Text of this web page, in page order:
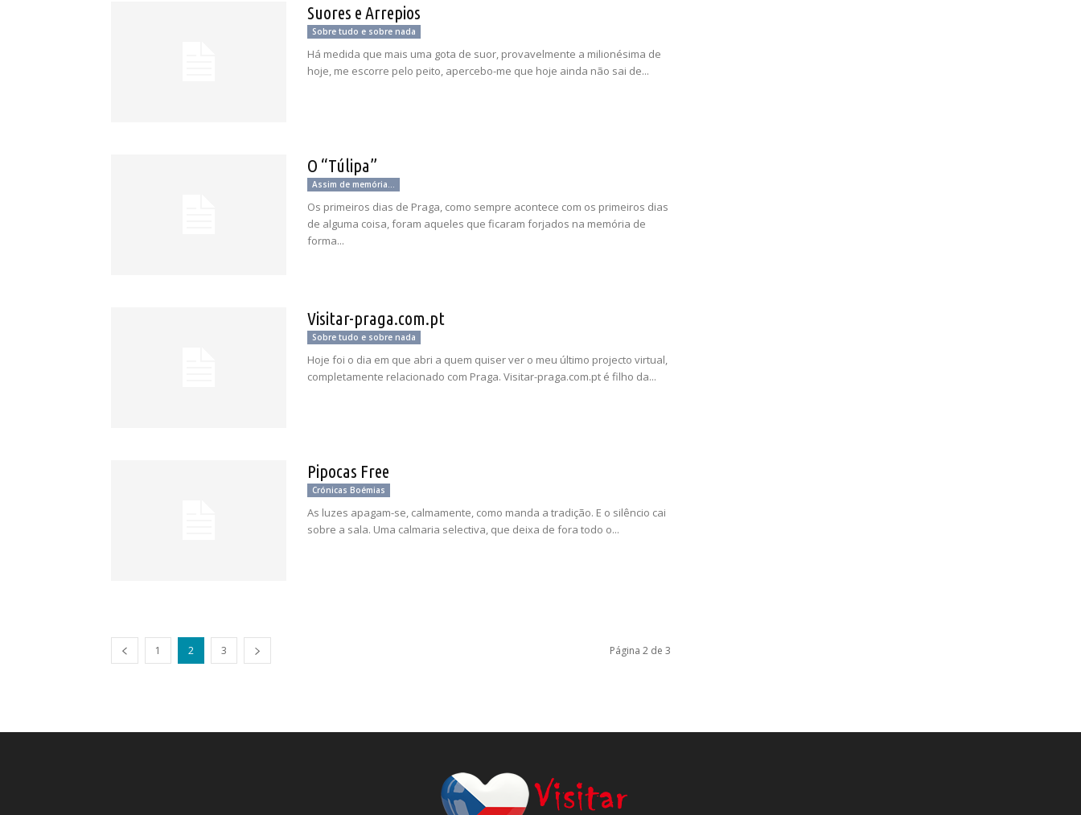
Suores e Arrepios
Sobre tudo e sobre nada
Há medida que mais uma gota de suor, provavelmente a milionésima de
hoje, me escorre pelo peito, apercebo-me que hoje ainda não sai de...
O “Túlipa”
Assim de memória...
Os primeiros dias de Praga, como sempre acontece com os primeiros dias
de alguma coisa, foram aqueles que ficaram forjados na memória de
forma...
Visitar-praga.com.pt
Sobre tudo e sobre nada
Hoje foi o dia em que abri a quem quiser ver o meu último projecto virtual,
completamente relacionado com Praga. Visitar-praga.com.pt é filho da...
Pipocas Free
Crónicas Boémias
As luzes apagam-se, calmamente, como manda a tradição. E o silêncio cai
sobre a sala. Uma calmaria selectiva, que deixa de fora todo o...
1 2 3 Página 2 de 3